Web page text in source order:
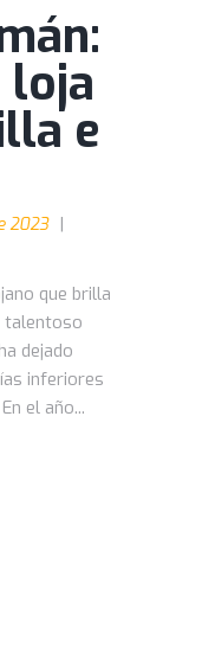
loja
e
2023
que brilla
talentoso
dejado
inferiores
el año...